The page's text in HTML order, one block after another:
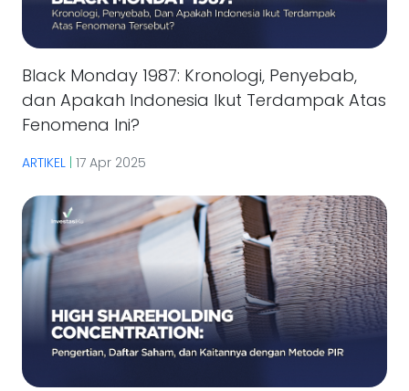
Black Monday 1987: Kronologi, Penyebab,
dan Apakah Indonesia Ikut Terdampak Atas
Fenomena Ini?
ARTIKEL | 17 Apr 2025